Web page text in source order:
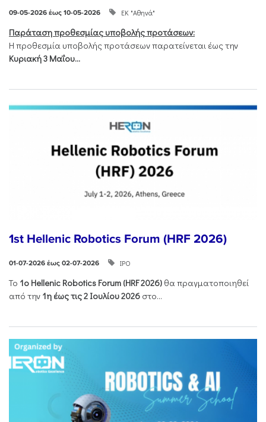
09-05-2026 έως 10-05-2026 ΕΚ "Αθηνά"
Παράταση προθεσμίας υποβολής προτάσεων:
Η προθεσμία υποβολής προτάσεων παρατείνεται έως την
Κυριακή 3 Μαΐου...
1st Hellenic Robotics Forum (HRF 2026)
01-07-2026 έως 02-07-2026 ΙΡΟ
Το 1ο Hellenic Robotics Forum (HRF2026) θα πραγματοποιηθεί
από την 1η έως τις 2 Ιουλίου 2026 στο...